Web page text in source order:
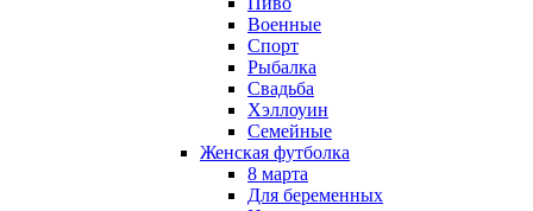
Военные
Спорт
Рыбалка
Свадьба
Хэллоуин
Семейные
Женская футболка
8 марта
Для беременных